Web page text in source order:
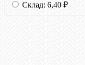
Склад: 6,40 ₽